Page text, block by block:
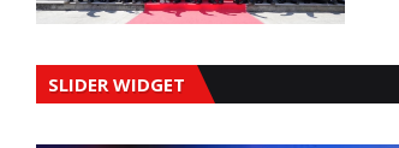
SLIDER WIDGET